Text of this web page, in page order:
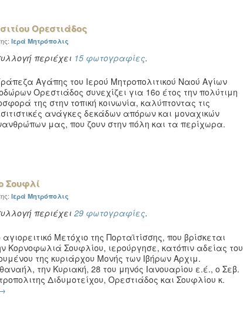
Ορεστιάδος
Ιερά Μητρόπολις
περιέχει 15 φωτογραφίες.
Αγάπης του Ιερού Μητροπολιτικού Ναού Αγίων
Ορεστιάδος συνεχίζει για 16ο έτος την πολύτιμη
της στην τοπική κοινωνία, καλύπτοντας τις
ανάγκες δεκάδων απόρων και μοναχικών
μας, που ζουν στην πόλη και τα περίχωρα.
Σουφλί
Ιερά Μητρόπολις
περιέχει 29 φωτογραφίες.
αγιορειτικό Μετόχιο της Πορταϊτίσσης, που βρίσκεται
Κορνοφωλιά Σουφλίου, ιερούργησε, κατόπιν αδείας του
της κυριάρχου Μονής των Ιβήρων Αρχιμ.
την Κυριακή, 28 του μηνός Ιανουαρίου ε.έ., ο Σεβ.
Διδυμοτείχου, Ορεστιάδος και Σουφλίου κ.